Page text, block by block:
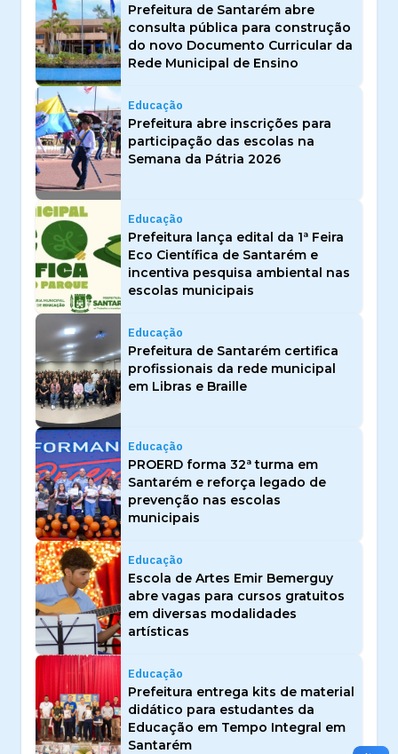
Prefeitura de Santarém abre
consulta pública para construção
do novo Documento Curricular da
Rede Municipal de Ensino
Educação
Prefeitura abre inscrições para
participação das escolas na
Semana da Pátria 2026
Educação
Prefeitura lança edital da 1ª Feira
Eco Científica de Santarém e
incentiva pesquisa ambiental nas
escolas municipais
Educação
Prefeitura de Santarém certifica
profissionais da rede municipal
em Libras e Braille
Educação
PROERD forma 32ª turma em
Santarém e reforça legado de
prevenção nas escolas
municipais
Educação
Escola de Artes Emir Bemerguy
abre vagas para cursos gratuitos
em diversas modalidades
artísticas
Educação
Prefeitura entrega kits de material
didático para estudantes da
Educação em Tempo Integral em
Santarém